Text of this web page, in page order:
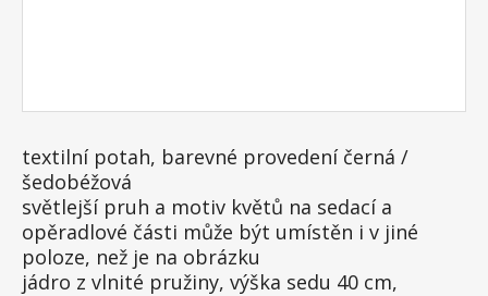
textilní potah, barevné provedení černá /
šedobéžová
světlejší pruh a motiv květů na sedací a
opěradlové části může být umístěn i v jiné
poloze, než je na obrázku
jádro z vlnité pružiny, výška sedu 40 cm,